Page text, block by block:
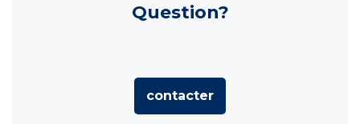
Question?
contacter